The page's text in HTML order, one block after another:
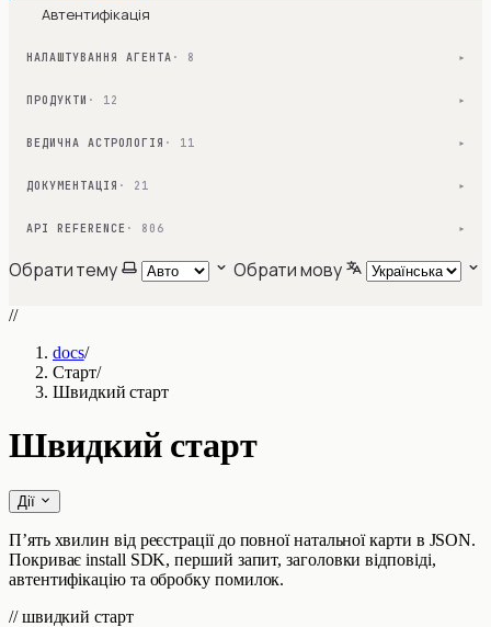
Автентифікація
НАЛАШТУВАННЯ АГЕНТА · 8 ▾
ПРОДУКТИ · 12 ▾
ВЕДИЧНА АСТРОЛОГІЯ · 11 ▾
ДОКУМЕНТАЦІЯ · 21 ▾
API REFERENCE · 806 ▾
Обрати тему Обрати мову
//
docs/
Старт/
Швидкий старт
Швидкий старт
Дії
П’ять хвилин від реєстрації до повної натальної карти в JSON.
Покриває install SDK, перший запит, заголовки відповіді,
автентифікацію та обробку помилок.
// швидкий старт